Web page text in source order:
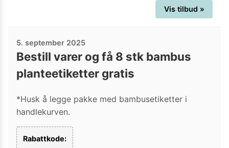
Vis tilbud »
5. september 2025
Bestill varer og få 8 stk bambus
planteetiketter gratis
*Husk å legge pakke med bambusetiketter i
handlekurven.
Rabattkode: